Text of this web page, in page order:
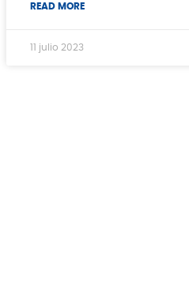
READ MORE
11 julio 2023